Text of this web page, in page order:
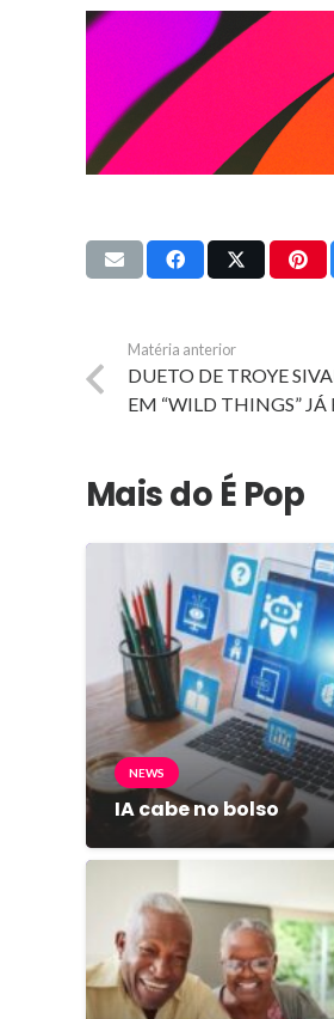
Matéria anterior
DUETO DE TROYE
EM “WILD THINGS” JÁ
Mais do É Pop
NEWS
IA cabe no bolso